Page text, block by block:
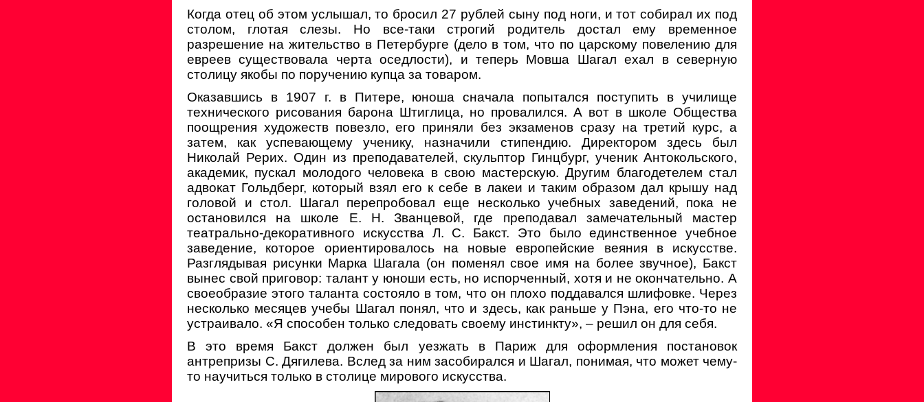
Когда отец об этом услышал, то бросил 27 рублей сыну под ноги, и тот собирал их под
столом, глотая слезы. Но все-таки строгий родитель достал ему временное
разрешение на жительство в Петербурге (дело в том, что по царскому повелению для
евреев существовала черта оседлости), и теперь Мовша Шагал ехал в северную
столицу якобы по поручению купца за товаром.
Оказавшись в 1907 г. в Питере, юноша сначала попытался поступить в училище
технического рисования барона Штиглица, но провалился. А вот в школе Общества
поощрения художеств повезло, его приняли без экзаменов сразу на третий курс, а
затем, как успевающему ученику, назначили стипендию. Директором здесь был
Николай Рерих. Один из преподавателей, скульптор Гинцбург, ученик Антокольского,
академик, пускал молодого человека в свою мастерскую. Другим благодетелем стал
адвокат Гольдберг, который взял его к себе в лакеи и таким образом дал крышу над
головой и стол. Шагал перепробовал еще несколько учебных заведений, пока не
остановился на школе Ε. Н. Званцевой, где преподавал замечательный мастер
театрально-декоративного искусства Л. С. Бакст. Это было единственное учебное
заведение, которое ориентировалось на новые европейские веяния в искусстве.
Разглядывая рисунки Марка Шагала (он поменял свое имя на более звучное), Бакст
вынес свой приговор: талант у юноши есть, но испорченный, хотя и не окончательно. А
своеобразие этого таланта состояло в том, что он плохо поддавался шлифовке. Через
несколько месяцев учебы Шагал понял, что и здесь, как раньше у Пэна, его что-то не
устраивало. «Я способен только следовать своему инстинкту», – решил он для себя.
В это время Бакст должен был уезжать в Париж для оформления постановок
антрепризы С. Дягилева. Вслед за ним засобирался и Шагал, понимая, что может чему-
то научиться только в столице мирового искусства.